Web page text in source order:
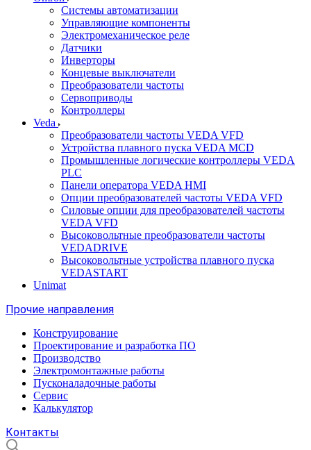
Системы автоматизации
Управляющие компоненты
Электромеханическое реле
Датчики
Инверторы
Концевые выключатели
Преобразователи частоты
Сервоприводы
Контроллеры
Veda
Преобразователи частоты VEDA VFD
Устройства плавного пуска VEDA MCD
Промышленные логические контроллеры VEDA
PLC
Панели оператора VEDA HMI
Опции преобразователей частоты VEDA VFD
Силовые опции для преобразователей частоты
VEDA VFD
Высоковольтные преобразователи частоты
VEDADRIVE
Высоковольтные устройства плавного пуска
VEDASTART
Unimat
Прочие направления
Конструирование
Проектирование и разработка ПО
Производство
Электромонтажные работы
Пусконаладочные работы
Сервис
Калькулятор
Контакты